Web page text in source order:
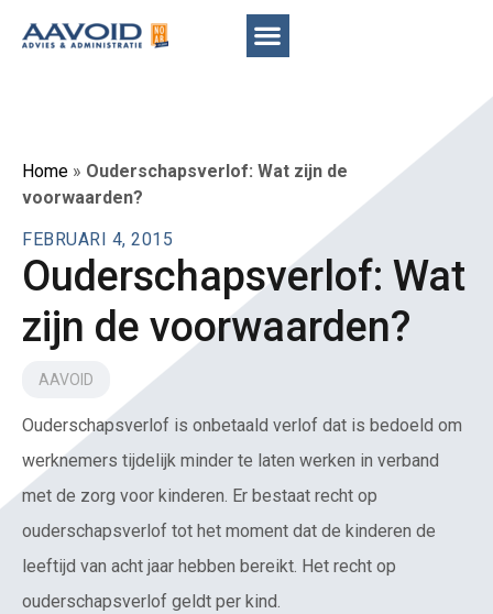
Home » Ouderschapsverlof: Wat zijn de
voorwaarden?
FEBRUARI 4, 2015
Ouderschapsverlof: Wat
zijn de voorwaarden?
AAVOID
Ouderschapsverlof is onbetaald verlof dat is bedoeld om
werknemers tijdelijk minder te laten werken in verband
met de zorg voor kinderen. Er bestaat recht op
ouderschapsverlof tot het moment dat de kinderen de
leeftijd van acht jaar hebben bereikt. Het recht op
ouderschapsverlof geldt per kind.